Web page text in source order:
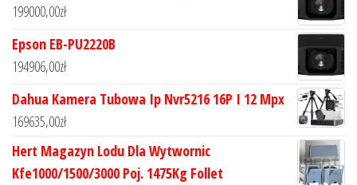
199000,00zł
Epson EB-PU2220B
194906,00zł
Dahua Kamera Tubowa Ip Nvr5216 16P I 12 Mpx
169635,00zł
Hert Magazyn Lodu Dla Wytwornic
Kfe1000/1500/3000 Poj. 1475Kg Follet